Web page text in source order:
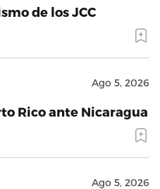
de los JCC
Ago 5, 2026
Rico ante Nicaragua
Ago 5, 2026